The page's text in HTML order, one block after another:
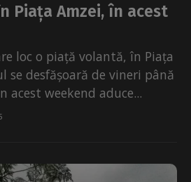
Piața Amzei, în acest
loc o piață volantă, în Piața
se desfășoară de vineri până
acest weekend aduce...